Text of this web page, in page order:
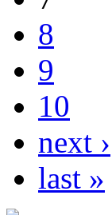
8
9
10
next ›
last »